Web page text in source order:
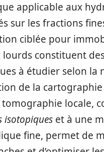
applicable aux
sur les fractions
ciblée pour
lourds constituent
à étudier selon la
de la
locale,
isotopiques et à une
fine, permet de